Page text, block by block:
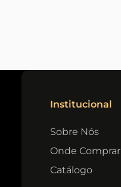
Institucional
Sobre Nós
Onde Comprar
Catálogo